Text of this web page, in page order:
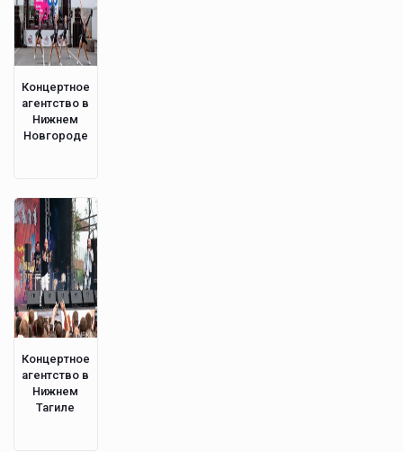
Концертное
агентство в
Нижнем
Новгороде
Концертное
агентство в
Нижнем
Тагиле